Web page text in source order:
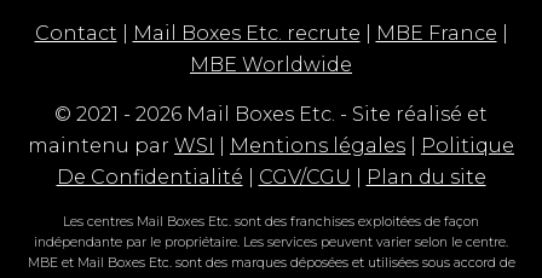
Contact Mail Boxes Etc. recrute MBE France
MBE Worldwide
© 2021 - 2026 Mail Boxes Etc. - Site réalisé et
maintenu par WSI Mentions légales
Politique
De Confidentialité
CGV/CGU Plan du site
Les centres Mail Boxes Etc. sont des franchises exploitées de façon
indépendante par le propriétaire. Les services peuvent varier selon le centre.
MBE et Mail Boxes Etc. sont des marques déposées et utilisées sous accord de